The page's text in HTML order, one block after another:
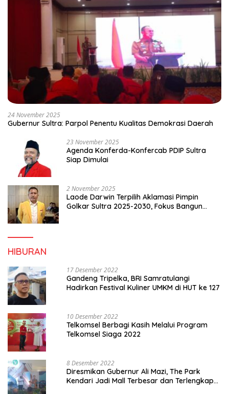
24 November 2025
Gubernur Sultra: Parpol Penentu Kualitas Demokrasi Daerah
23 November 2025
Agenda Konferda-Konfercab PDIP Sultra
Siap Dimulai
2 November 2025
Laode Darwin Terpilih Aklamasi Pimpin
Golkar Sultra 2025-2030, Fokus Bangun
HIBURAN
17 Desember 2022
Gandeng Tripelka, BRI Samratulangi
Hadirkan Festival Kuliner UMKM di HUT ke 127
10 Desember 2022
Telkomsel Berbagi Kasih Melalui Program
Telkomsel Siaga 2022
8 Desember 2022
Diresmikan Gubernur Ali Mazi, The Park
Kendari Jadi Mall Terbesar dan Terlengkap